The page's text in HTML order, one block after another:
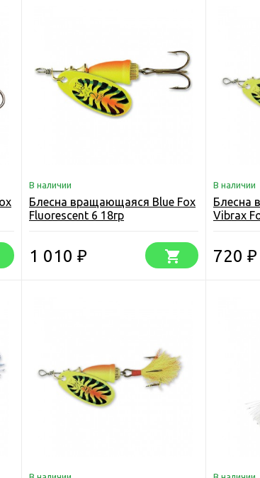
В наличии
Блесна вращающаяся Blue Fox
Fluorescent 6 18гр
1 010 ₽
В наличии
Блесна
Vibrax
720 ₽